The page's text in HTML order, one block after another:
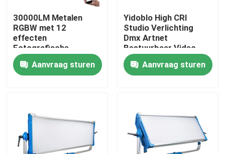
Thuis
Video's
30000LM Metalen
RGBW met 12
effecten
Fotografische
verlichting Film Studio
licht Aanvraag sturen
Yidoblo High CRI
Studio Verlichting
Dmx Artnet
Bestuurbaar Video
Licht 500W Hoog
Vermogen Bi-Color
Led Zacht Paneel
Aanvraag sturen